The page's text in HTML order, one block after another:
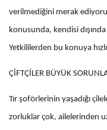
verilmediğini merak
konusunda, kendisi
Yetkililerden bu konuya
ÇİFTÇİLER BÜYÜK
Tır şoförlerinin yaşadığı
zorluklar çok, ailelerinden